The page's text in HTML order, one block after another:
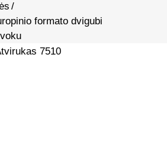
/
formato dvigubi
7510